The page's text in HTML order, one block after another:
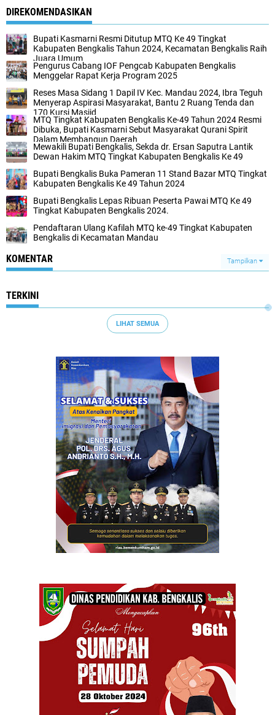
DIREKOMENDASIKAN
Bupati Kasmarni Resmi Ditutup MTQ Ke 49 Tingkat
Kabupaten Bengkalis Tahun 2024, Kecamatan Bengkalis Raih
Juara Umum
Pengurus Cabang IOF Pengcab Kabupaten Bengkalis
Menggelar Rapat Kerja Program 2025
Reses Masa Sidang 1 Dapil IV Kec. Mandau 2024, Ibra Teguh
Menyerap Aspirasi Masyarakat, Bantu 2 Ruang Tenda dan
170 Kursi Masjid
MTQ Tingkat Kabupaten Bengkalis Ke-49 Tahun 2024 Resmi
Dibuka, Bupati Kasmarni Sebut Masyarakat Qurani Spirit
Dalam Membangun Daerah
Mewakili Bupati Bengkalis, Sekda dr. Ersan Saputra Lantik
Dewan Hakim MTQ Tingkat Kabupaten Bengkalis Ke 49
Bupati Bengkalis Buka Pameran 11 Stand Bazar MTQ Tingkat
Kabupaten Bengkalis Ke 49 Tahun 2024
Bupati Bengkalis Lepas Ribuan Peserta Pawai MTQ Ke 49
Tingkat Kabupaten Bengkalis 2024.
Pendaftaran Ulang Kafilah MTQ ke-49 Tingkat Kabupaten
Bengkalis di Kecamatan Mandau
KOMENTAR Tampilkan
TERKINI
LIHAT SEMUA